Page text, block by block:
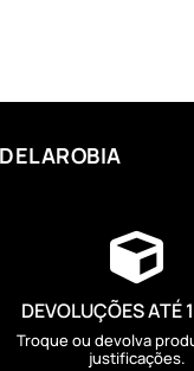

DEVOLUÇÕES ATÉ
Troque ou devolva
justificações.